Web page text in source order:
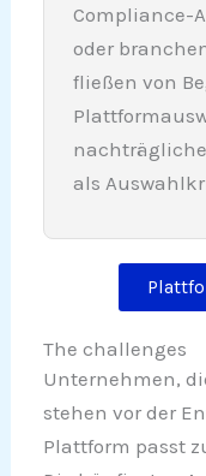
Compliance-
oder
fließen von
als
The challenges
Unternehmen,
stehen vor der
Plattform passt